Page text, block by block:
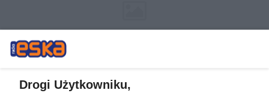
Drogi Użytkowniku,